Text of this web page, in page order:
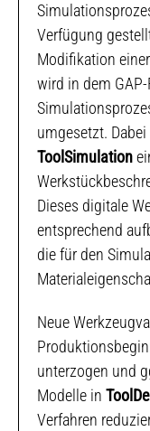
Verfügung
Modifikation
wird in dem
umgesetzt.
ToolSimulation
Dieses digitale
entsprechend
die für den
Neue
unterzogen und
Modelle in
Verfahren